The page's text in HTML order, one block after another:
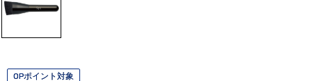
OPポイント対象